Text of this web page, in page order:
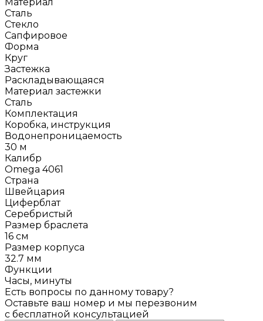
Сталь
Стекло
Сапфировое
Форма
Круг
Застежка
Раскладывающаяся
Материал застежки
Сталь
Комплектация
Коробка, инструкция
Водонепроницаемость
30 м
Калибр
Omega 4061
Страна
Швейцария
Циферблат
Серебристый
Размер браслета
16 см
Размер корпуса
32.7 мм
Функции
Часы, минуты
Есть вопросы по данному товару?
Оставьте ваш номер и мы перезвоним
с бесплатной консультацией